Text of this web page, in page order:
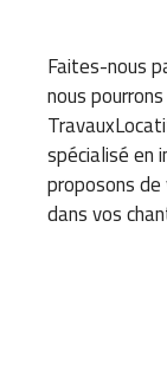
Faites-nous
nous
spécialisé en
proposons de
dans vos